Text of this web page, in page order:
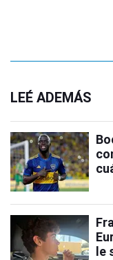
LEÉ ADEMÁS
le